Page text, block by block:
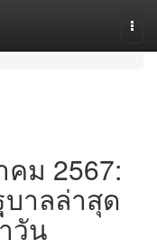
ม 2567:
าลล่าสุด
วัน